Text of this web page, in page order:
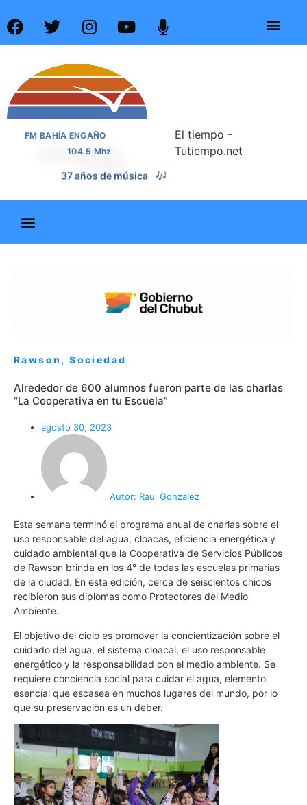
FM BAHÍA ENGAÑO
104.5 Mhz
37 años de noticias 📰
El tiempo -
Tutiempo.net
Rawson ,Sociedad
Alrededor de 600 alumnos fueron parte de las charlas
“La Cooperativa en tu Escuela”
agosto 30, 2023
Autor: Raul Gonzalez
Esta semana terminó el programa anual de charlas sobre el
uso responsable del agua, cloacas, eficiencia energética y
cuidado ambiental que la Cooperativa de Servicios Públicos
de Rawson brinda en los 4° de todas las escuelas primarias
de la ciudad. En esta edición, cerca de seiscientos chicos
recibieron sus diplomas como Protectores del Medio
Ambiente.
El objetivo del ciclo es promover la concientización sobre el
cuidado del agua, el sistema cloacal, el uso responsable
energético y la responsabilidad con el medio ambiente. Se
requiere conciencia social para cuidar el agua, elemento
esencial que escasea en muchos lugares del mundo, por lo
que su preservación es un deber.